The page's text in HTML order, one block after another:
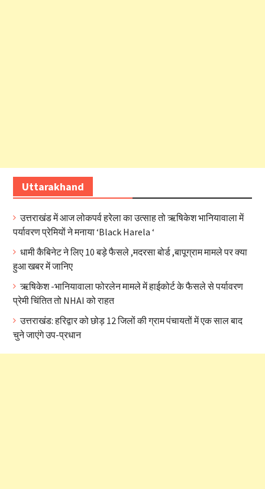
Uttarakhand
उत्तराखंड में आज लोकपर्व हरेला का उत्साह तो ऋषिकेश भानियावाला में
पर्यावरण प्रेमियों ने मनाया ‘Black Harela ‘
धामी कैबिनेट ने लिए 10 बड़े फैसले ,मदरसा बोर्ड ,बापूग्राम मामले पर क्या
हुआ खबर में जानिए
ऋषिकेश -भानियावाला फोरलेन मामले में हाईकोर्ट के फैसले से पर्यावरण
प्रेमी चिंतित तो NHAI को राहत
उत्तराखंड: हरिद्वार को छोड़ 12 जिलों की ग्राम पंचायतों में एक साल बाद
चुने जाएंगे उप-प्रधान